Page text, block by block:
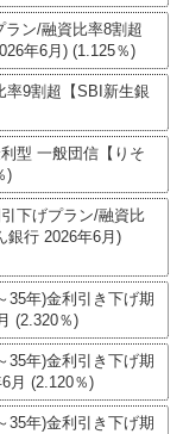
ン/融資比率8割超
年6月) (1.125％)
率9割超【SBI新生銀
型 一般団信【りそ
)
下げプラン/融資比
銀行 2026年6月)
35年)金利引き下げ期
(2.320％)
35年)金利引き下げ期
月 (2.120％)
35年)金利引き下げ期